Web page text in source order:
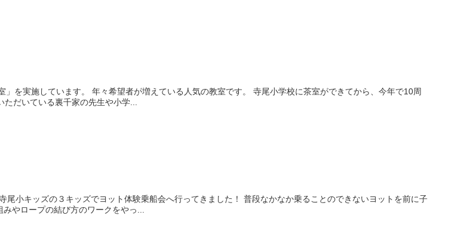
を実施しています。 年々希望者が増えている人気の教室です。 寺尾小学校に茶室ができてから、今年で10周
だいている裏千家の先生や小学...
尾小キッズの３キッズでヨット体験乗船会へ行ってきました！ 普段なかなか乗ることのできないヨットを前に子
やロープの結び方のワークをやっ...